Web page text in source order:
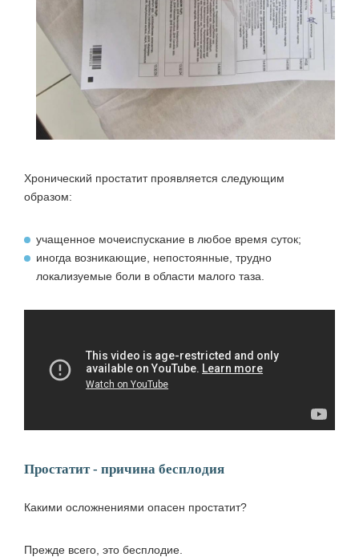
Хронический простатит проявляется следующим
образом:
учащенное мочеиспускание в любое время суток;
иногда возникающие, непостоянные, трудно
локализуемые боли в области малого таза.
Простатит - причина бесплодия
Какими осложнениями опасен простатит?
Прежде всего, это бесплодие.